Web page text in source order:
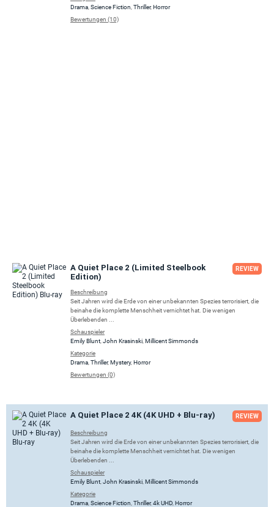
Drama Science Fiction Thriller,Horror
Bewertungen (10)
A Quiet Place 2 (Limited Steelbook
Edition)
REVIEW
Beschreibung
Seit Jahren wird die Erde von einer unbekannten Spezies terrorisiert, die
beinahe die komplette Menschheit vernichtet hat. Die wenigen
Überlebenden ...
Schauspieler
Emily Blunt John Krasinski Millicent Simmonds
Kategorie
Drama Thriller,Mystery, Horror
Bewertungen (0)
A Quiet Place 2 4K (4K UHD + Blu-ray) REVIEW
Beschreibung
Seit Jahren wird die Erde von einer unbekannten Spezies terrorisiert, die
beinahe die komplette Menschheit vernichtet hat. Die wenigen
Überlebenden ...
Schauspieler
Emily Blunt John Krasinski Millicent Simmonds
Kategorie
Drama Science Fiction Thriller,4k UHD Horror